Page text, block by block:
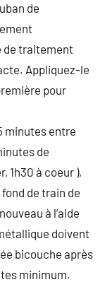
de
de traitement
Appliquez-le
pour
minutes entre
de
1h30 à coeur ),
de train de
à l’aide
doivent
bicouche après
minimum.